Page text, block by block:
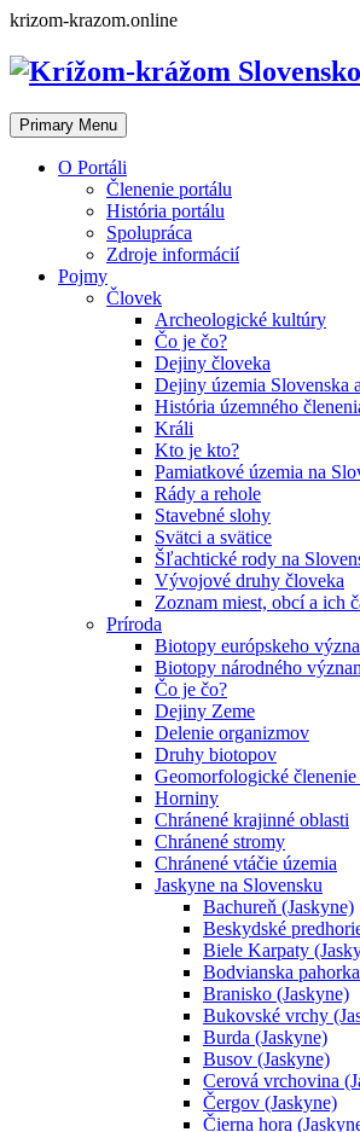
Skip
content
krizom-krazom.online
Primary Menu
O Portáli
Členenie portálu
História portálu
Spolupráca
Zdroje informácií
Pojmy
Človek
Archeologické kultúry
Čo je čo?
Dejiny človeka
Dejiny územia Slovenska
História územného
Králi
Kto je kto?
Pamiatkové územia na
Rády a rehole
Stavebné slohy
Svätci a svätice
Šľachtické rody na
Vývojové druhy človeka
Zoznam miest, obcí a ich
Príroda
Biotopy európskeho
Biotopy národného
Čo je čo?
Dejiny Zeme
Delenie organizmov
Druhy biotopov
Geomorfologické členenie
Horniny
Chránené krajinné oblasti
Chránené stromy
Chránené vtáčie územia
Jaskyne na Slovensku
Bachureň (Jaskyne)
Beskydské
Biele Karpaty
Bodvianska
Branisko (Jaskyne)
Bukovské vrchy
Burda (Jaskyne)
Busov (Jaskyne)
Cerová vrchovina
Čergov (Jaskyne)
Čierna hora